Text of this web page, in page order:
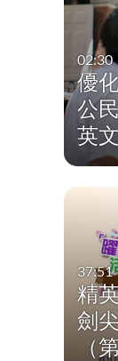
02:30
優
公
英
37:51
精
劍
（